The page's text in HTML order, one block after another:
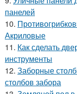
панелей
10.
Акриловые
11. Как сделать
инструменты
12. Заборные
столбов забора